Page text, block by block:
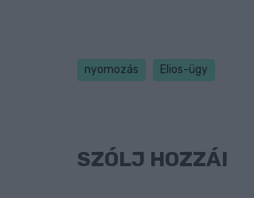
nyomozás Elios-ügy
SZÓLJ HOZZÁ!